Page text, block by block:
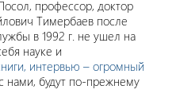
профессор, доктор
Тимербаев после
в 1992 г. не ушел на
науке и
интервью – огромный
нами, будут по-прежнему